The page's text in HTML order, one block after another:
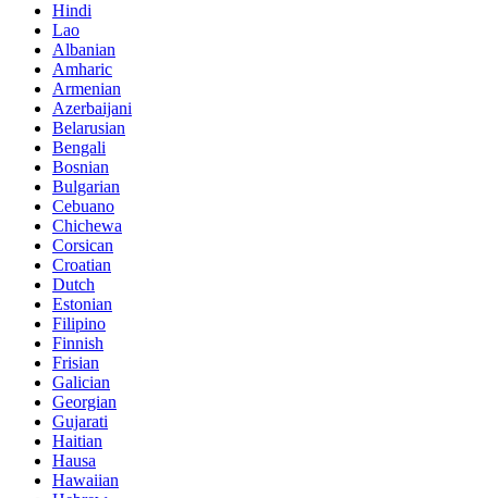
Hindi
Lao
Albanian
Amharic
Armenian
Azerbaijani
Belarusian
Bengali
Bosnian
Bulgarian
Cebuano
Chichewa
Corsican
Croatian
Dutch
Estonian
Filipino
Finnish
Frisian
Galician
Georgian
Gujarati
Haitian
Hausa
Hawaiian